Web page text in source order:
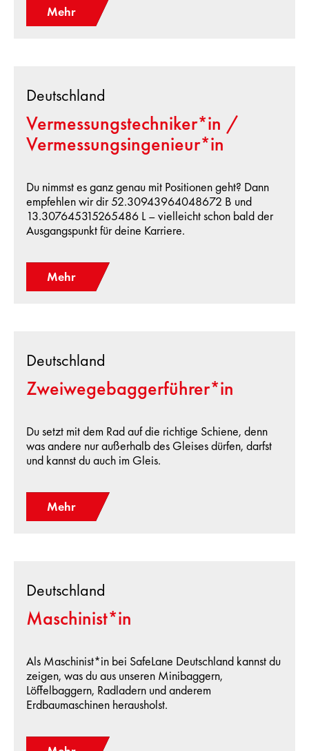
Mehr
Deutschland
Vermessungstechniker*in /
Vermessungsingenieur*in
Du nimmst es ganz genau mit Positionen geht? Dann
empfehlen wir dir 52.30943964048672 B und
13.307645315265486 L – vielleicht schon bald der
Ausgangspunkt für deine Karriere.
Mehr
Deutschland
Zweiwegebaggerführer*in
Du setzt mit dem Rad auf die richtige Schiene, denn
was andere nur außerhalb des Gleises dürfen, darfst
und kannst du auch im Gleis.
Mehr
Deutschland
Maschinist*in
Als Maschinist*in bei SafeLane Deutschland kannst du
zeigen, was du aus unseren Minibaggern,
Löffelbaggern, Radladern und anderem
Erdbaumaschinen herausholst.